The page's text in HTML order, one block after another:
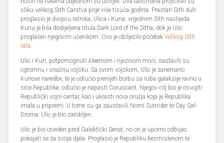
sliku velikog Sith Carstva prije više tisuća godina. Prastari Sith duh
proglasio je dvojicu ratnika, Ulica i Kuna, vrijednim Sith naslijeđa.
Kunu je bila dodijeljena titula Dark Lord of the Sitha, dok je Ulic
proglašen njegovim učenikom. Ovo je obilježilo početakVelikog Sith
rata.
Ulic i Kun, potpomognuti Aleemom i njezinom moći, sastavili su
ogromnu i snažnu vojsku. Sa ovom vojskom, Ulic je zanemario
Kunove naredbe, te je odlučio prenijeti borbu sa ruba galaksije ravno u
srce Republike; odlučio je napasti Coruscant. Njegov cilj bio je osvojiti
Republički vojni centar, kao i ukrasti nova oružja koja je Republika
imala u pripremi. U tome su ga zaustavili Nomi Sunrider te Cay Qel-
Droma. Ulic je bio zarobljen.
Ulic je bio izveden pred Galaktički Senat, no on je uporno odbijao
pokajati se za svoja djela. Proglasio je Republiku besmislenom te